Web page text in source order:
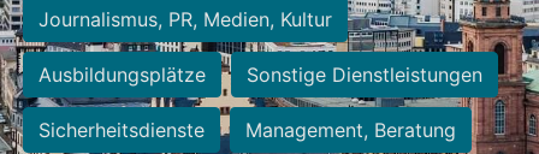
Journalismus, PR, Medien, Kultur
Ausbildungsplätze Sonstige Dienstleistungen
Sicherheitsdienste Management, Beratung